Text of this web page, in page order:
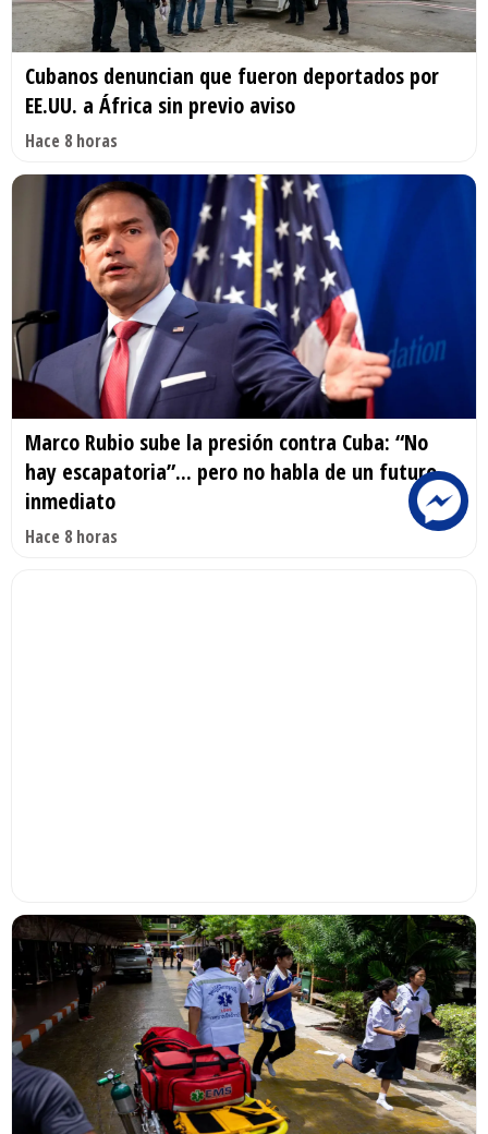
Cubanos denuncian que fueron deportados por
EE.UU. a África sin previo aviso
Hace 8 horas
Marco Rubio sube la presión contra Cuba: “No
hay escapatoria”... pero no habla de un futuro
inmediato
Hace 8 horas